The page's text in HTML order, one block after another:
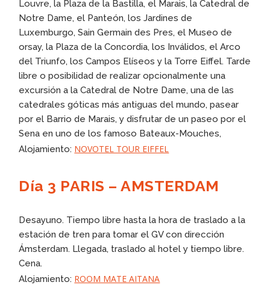
Louvre, la Plaza de la Bastilla, el Marais, la Catedral de
Notre Dame, el Panteón, los Jardines de
Luxemburgo, Sain Germain des Pres, el Museo de
orsay, la Plaza de la Concordia, los Inválidos, el Arco
del Triunfo, los Campos Elíseos y la Torre Eiffel. Tarde
libre o posibilidad de realizar opcionalmente una
excursión a la Catedral de Notre Dame, una de las
catedrales góticas más antiguas del mundo, pasear
por el Barrio de Marais, y disfrutar de un paseo por el
Sena en uno de los famoso Bateaux-Mouches,
Alojamiento: NOVOTEL TOUR EIFFEL
Día 3 PARIS – AMSTERDAM
Desayuno. Tiempo libre hasta la hora de traslado a la
estación de tren para tomar el GV con dirección
Ámsterdam. Llegada, traslado al hotel y tiempo libre.
Cena.
Alojamiento: ROOM MATE AITANA